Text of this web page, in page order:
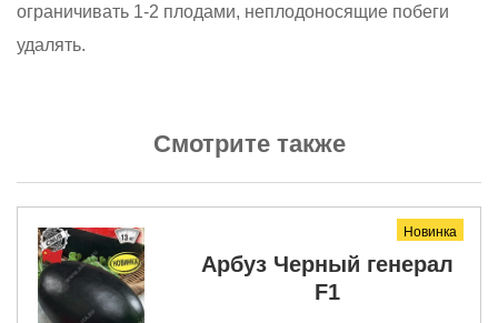
ограничивать 1-2 плодами, неплодоносящие побеги
удалять.
Смотрите также
Новинка
Арбуз Черный генерал
F1